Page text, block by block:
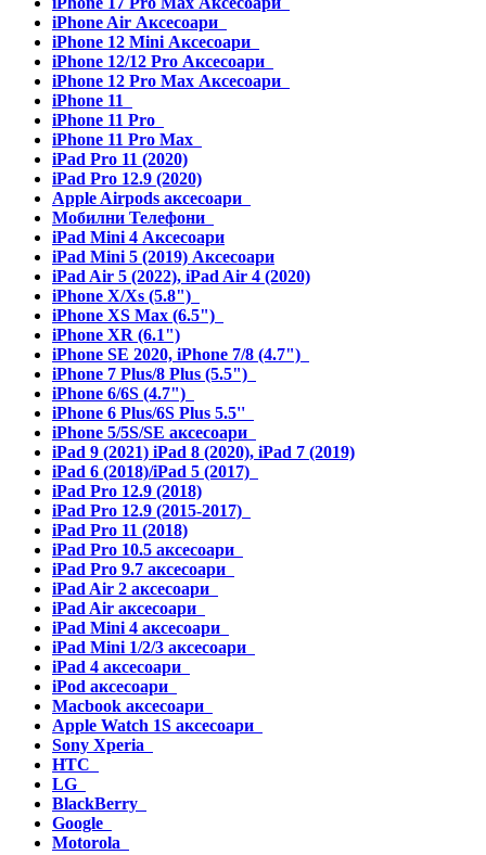
iPhone Air Аксесоари
iPhone 12 Mini Аксесоари
iPhone 12/12 Pro Аксесоари
iPhone 12 Pro Max Аксесоари
iPhone 11
iPhone 11 Pro
iPhone 11 Pro Max
iPad Pro 11 (2020)
iPad Pro 12.9 (2020)
Apple Airpods аксесоари
Мобилни Телефони
iPad Mini 4 Аксесоари
iPad Mini 5 (2019) Аксесоари
iPad Air 5 (2022), iPad Air 4 (2020)
iPhone X/Xs (5.8")
iPhone XS Max (6.5")
iPhone XR (6.1")
iPhone SE 2020, iPhone 7/8 (4.7")
iPhone 7 Plus/8 Plus (5.5")
iPhone 6/6S (4.7")
iPhone 6 Plus/6S Plus 5.5''
iPhone 5/5S/SE аксесоари
iPad 9 (2021) iPad 8 (2020), iPad 7 (2019)
iPad 6 (2018)/iPad 5 (2017)
iPad Pro 12.9 (2018)
iPad Pro 12.9 (2015-2017)
iPad Pro 11 (2018)
iPad Pro 10.5 аксесоари
iPad Pro 9.7 аксесоари
iPad Air 2 аксесоари
iPad Air аксесоари
iPad Mini 4 аксесоари
iPad Mini 1/2/3 аксесоари
iPad 4 аксесоари
iPod аксесоари
Macbook аксесоари
Apple Watch 1S аксесоари
Sony Xperia
HTC
LG
BlackBerry
Google
Motorola